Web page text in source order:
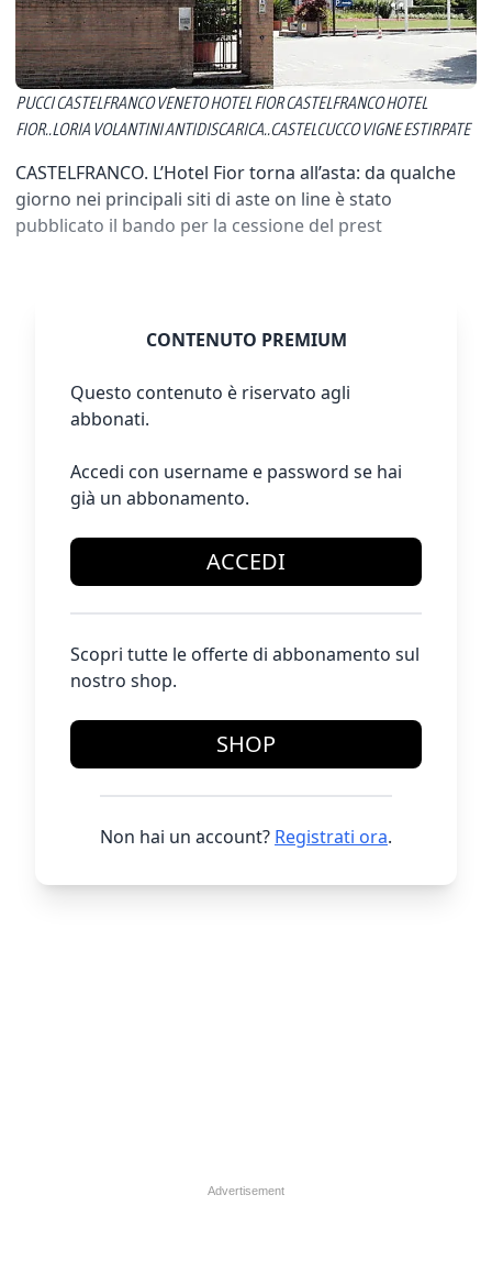
PUCCI CASTELFRANCO VENETO HOTEL FIOR CASTELFRANCO HOTEL
FIOR..LORIA VOLANTINI ANTIDISCARICA..CASTELCUCCO VIGNE ESTIRPATE
CASTELFRANCO. L’Hotel Fior torna all’asta: da qualche
giorno nei principali siti di aste on line è stato
pubblicato il bando per la cessione del prest
CONTENUTO PREMIUM
Questo contenuto è riservato agli
abbonati.
Accedi con username e password se hai
già un abbonamento.
ACCEDI
Scopri tutte le offerte di abbonamento sul
nostro shop.
SHOP
Non hai un account? Registrati ora.